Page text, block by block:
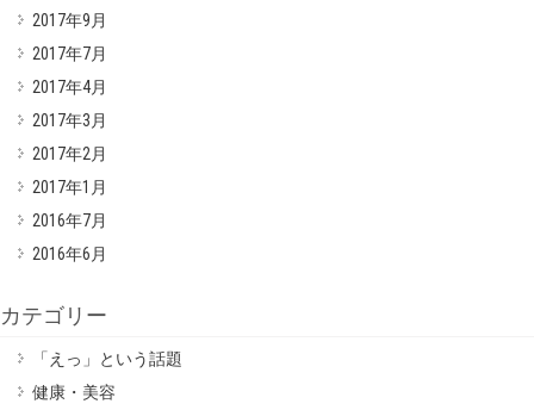
2017年9月
2017年7月
2017年4月
2017年3月
2017年2月
2017年1月
2016年7月
2016年6月
カテゴリー
「えっ」という話題
健康・美容